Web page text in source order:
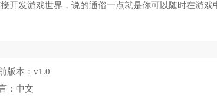
发游戏世界，说的通俗一点就是你可以随时在游戏
版本： v1.0
： 中文